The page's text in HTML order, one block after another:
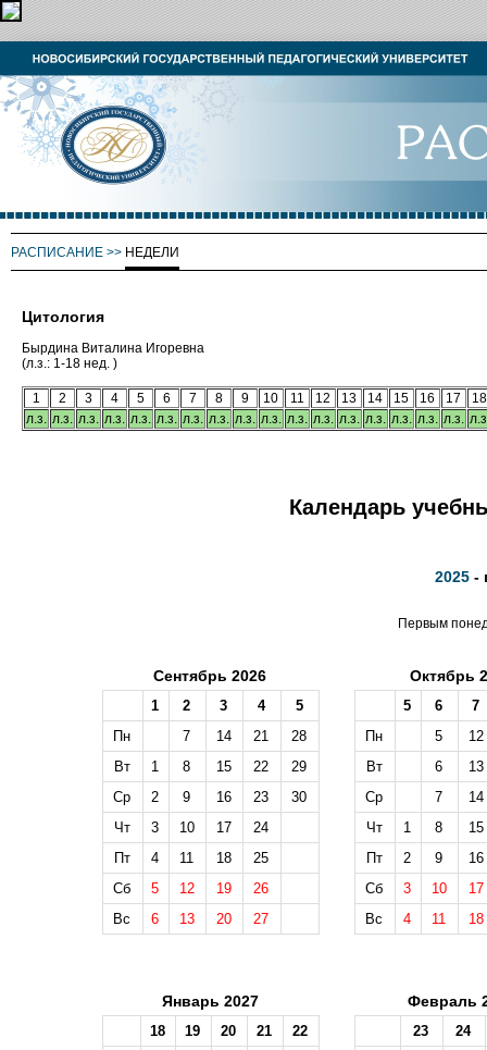
РАСПИСАНИЕ >> НЕДЕЛИ
Цитология
Бырдина Виталина Игоревна
(л.з.: 1-18 нед. )
1 2 3 4 5 6 7 8 9 10 11 12 13 14 15 16 17
18
л.з. л.з. л.з. л.з. л.з. л.з. л.з. л.з. л.з. л.з. л.з. л.з. л.з. л.з. л.з. л.з. л.з.
Календарь
2025 -
Первым
Сентябрь 2026
1 2 3 4
5
Пн
7 14 21
28
Вт
1 8 15 22
29
Ср
2 9 16 23
30
Чт
3 10 17
24
Пт
4 11 18
25
Сб
5 12 19
26
Вс
6 13 20 27
Октябрь
5 6
7
Пн
5
12
Вт
6
13
Ср
7
14
Чт
1 8
15
Пт
2 9
16
Сб
3 10
17
Вс
4 11 18
Январь 2027
18 19 20 21
22
Февраль
23
24